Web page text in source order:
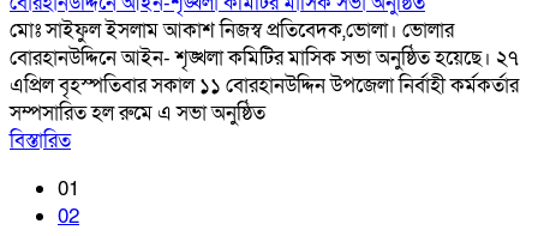
মোঃ সাইফুল ইসলাম আকাশ নিজস্ব প্রতিবেদক,ভোলা। ভোলার
বোরহানউদ্দিনে আইন- শৃঙ্খলা কমিটির মাসিক সভা অনুষ্ঠিত হয়েছে। ২৭
এপ্রিল বৃহস্পতিবার সকাল ১১ বোরহানউদ্দিন উপজেলা নির্বাহী কর্মকর্তার
সম্পসারিত হল রুমে এ সভা অনুষ্ঠিত
বিস্তারিত
01
02